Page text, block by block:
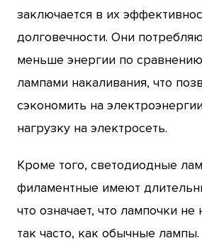
заключается в их
долговечности. Они
меньше энергии по
лампами накаливания, что
сэкономить на
нагрузку на электросеть.
Кроме того, светодиодные
филаментные имеют
что означает, что лампочки
так часто, как обычные лампы.